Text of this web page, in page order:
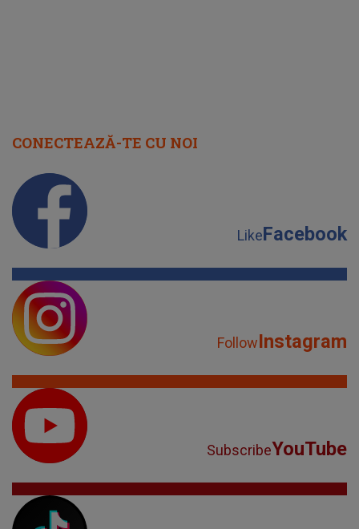
CONECTEAZĂ-TE CU NOI
LikeFacebook
FollowInstagram
SubscribeYouTube